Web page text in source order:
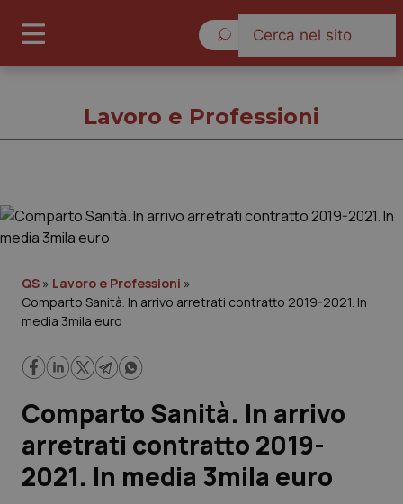
Governo e Parlamento
Regioni e Asl
Lavoro e Professioni
Scienza e Farmaci
Studi e Analisi
Lavoro e Professioni
QS » Lavoro e Professioni »
Comparto Sanità. In arrivo arretrati contratto 2019-2021. In
media 3mila euro
Comparto Sanità. In arrivo
arretrati contratto 2019-
2021. In media 3mila euro